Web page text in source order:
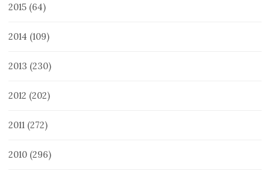
2015 (64)
2014 (109)
2013 (230)
2012 (202)
2011 (272)
2010 (296)